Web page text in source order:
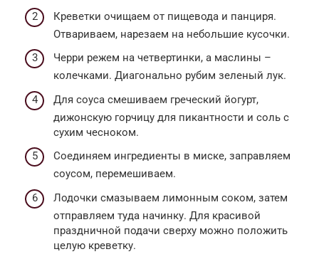
Креветки очищаем от пищевода и панциря.
Отвариваем, нарезаем на небольшие кусочки.
Черри режем на четвертинки, а маслины –
колечками. Диагонально рубим зеленый лук.
Для соуса смешиваем греческий йогурт,
дижонскую горчицу для пикантности и соль с
сухим чесноком.
Соединяем ингредиенты в миске, заправляем
соусом, перемешиваем.
Лодочки смазываем лимонным соком, затем
отправляем туда начинку. Для красивой
праздничной подачи сверху можно положить
целую креветку.